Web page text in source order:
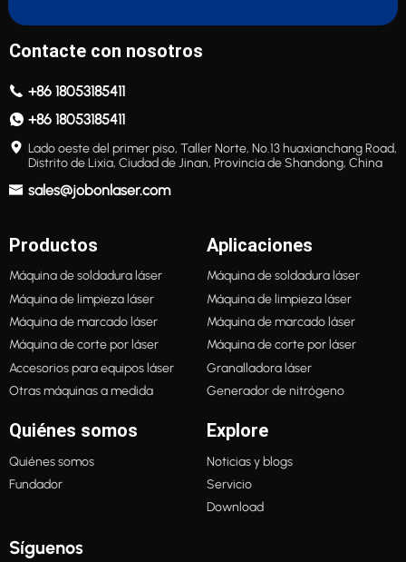
Contacte con nosotros
+86 18053185411
+86 18053185411
Lado oeste del primer piso, Taller Norte, No.13 huaxianchang Road,
Distrito de Lixia, Ciudad de Jinan, Provincia de Shandong, China
sales@jobonlaser.com
Productos
Máquina de soldadura láser
Máquina de limpieza láser
Máquina de marcado láser
Máquina de corte por láser
Accesorios para equipos láser
Otras máquinas a medida
Aplicaciones
Máquina de soldadura láser
Máquina de limpieza láser
Máquina de marcado láser
Máquina de corte por láser
Granalladora láser
Generador de nitrógeno
Quiénes somos
Quiénes somos
Fundador
Explore
Noticias y blogs
Servicio
Download
Síguenos